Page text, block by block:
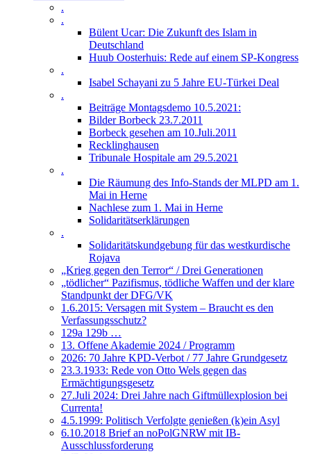
.
.
Bülent Ucar: Die Zukunft des Islam in
Deutschland
Huub Oosterhuis: Rede auf einem SP-Kongress
.
Isabel Schayani zu 5 Jahre EU-Türkei Deal
.
Beiträge Montagsdemo 10.5.2021:
Bilder Borbeck 23.7.2011
Borbeck gesehen am 10.Juli.2011
Recklinghausen
Tribunale Hospitale am 29.5.2021
.
Die Räumung des Info-Stands der MLPD am 1.
Mai in Herne
Nachlese zum 1. Mai in Herne
Solidaritätserklärungen
.
Solidaritätskundgebung für das westkurdische
Rojava
„Krieg gegen den Terror“ / Drei Generationen
„tödlicher“ Pazifismus, tödliche Waffen und der klare
Standpunkt der DFG/VK
1.6.2015: Versagen mit System – Braucht es den
Verfassungsschutz?
129a 129b …
13. Offene Akademie 2024 / Programm
2026: 70 Jahre KPD-Verbot / 77 Jahre Grundgesetz
23.3.1933: Rede von Otto Wels gegen das
Ermächtigungsgesetz
27.Juli 2024: Drei Jahre nach Giftmüllexplosion bei
Currenta!
4.5.1999: Politisch Verfolgte genießen (k)ein Asyl
6.10.2018 Brief an noPolGNRW mit IB-
Ausschlussforderung